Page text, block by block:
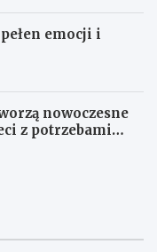
emocji i
nowoczesne
z potrzebami